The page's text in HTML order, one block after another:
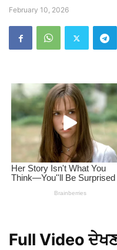
February 10, 2026
Full Video